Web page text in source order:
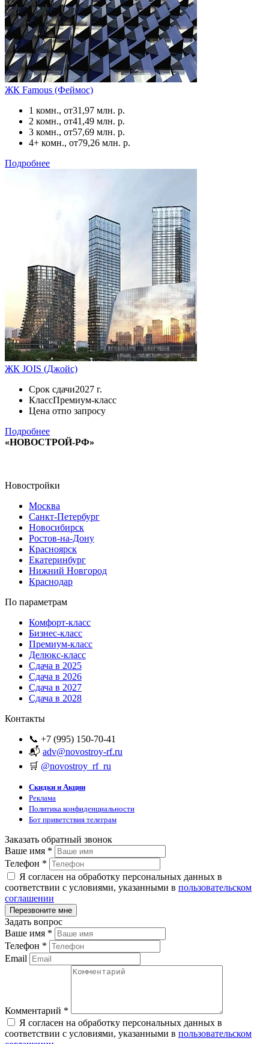
ЖК Famous (Феймос)
1 комн., от31,97 млн. р.
2 комн., от41,49 млн. р.
3 комн., от57,69 млн. р.
4+ комн., от79,26 млн. р.
Подробнее
ЖК JOIS (Джойс)
Срок сдачи2027 г.
КлассПремиум-класс
Цена отпо запросу
Подробнее
«НОВОСТРОЙ-РФ»
Новостройки
Москва
Санкт-Петербург
Новосибирск
Ростов-на-Дону
Красноярск
Екатеринбург
Нижний Новгород
Краснодар
По параметрам
Комфорт-класс
Бизнес-класс
Премиум-класс
Делюкс-класс
Сдача в 2025
Сдача в 2026
Сдача в 2027
Сдача в 2028
Контакты
📞 +7 (995) 150-70-41
📬 adv@novostroy-rf.ru
🛒 @novostroy_rf_ru
Скидки и Акции
Реклама
Политика конфиденциальности
Бот приветствия телеграм
Заказать обратный звонок
Ваше имя *
Телефон *
Я согласен на обработку персональных данных в
соответствии с условиями, указанными в пользовательском
соглашении
Задать вопрос
Ваше имя *
Телефон *
Email
Комментарий *
Я согласен на обработку персональных данных в
соответствии с условиями, указанными в пользовательском